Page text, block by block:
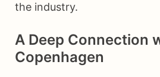
the industry.
A Deep Connection
Copenhagen